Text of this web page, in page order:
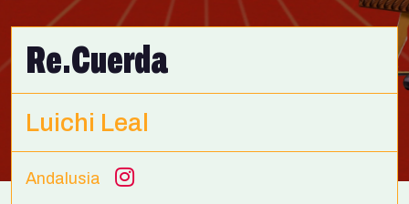
Re.Cuerda
Luichi Leal
Andalusia